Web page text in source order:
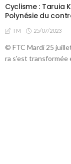
Cyclisme : Taruia
Polynésie du
TM 25/07/2023
© FTC Mardi 25
ra s'est transformée